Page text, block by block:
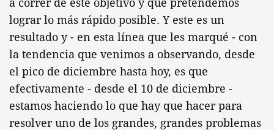
a correr de este objetivo y que pretendemos
lograr lo más rápido posible. Y este es un
resultado y - en esta línea que les marqué - con
la tendencia que venimos a observando, desde
el pico de diciembre hasta hoy, es que
efectivamente - desde el 10 de diciembre -
estamos haciendo lo que hay que hacer para
resolver uno de los grandes, grandes problemas